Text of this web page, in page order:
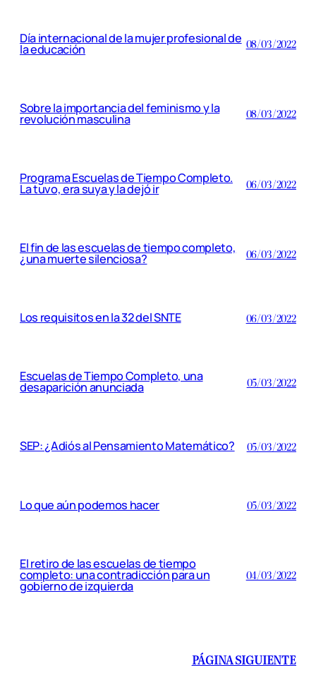
Día internacional de la mujer profesional de
la educación 08/03/2022
Sobre la importancia del feminismo y la
revolución masculina 08/03/2022
Programa Escuelas de Tiempo Completo.
La tuvo, era suya y la dejó ir 06/03/2022
El fin de las escuelas de tiempo completo,
¿una muerte silenciosa? 06/03/2022
Los requisitos en la 32 del SNTE 06/03/2022
Escuelas de Tiempo Completo, una
desaparición anunciada 05/03/2022
SEP: ¿Adiós al Pensamiento Matemático? 05/03/2022
Lo que aún podemos hacer 05/03/2022
El retiro de las escuelas de tiempo
completo: una contradicción para un
gobierno de izquierda
04/03/2022
PÁGINA SIGUIENTE